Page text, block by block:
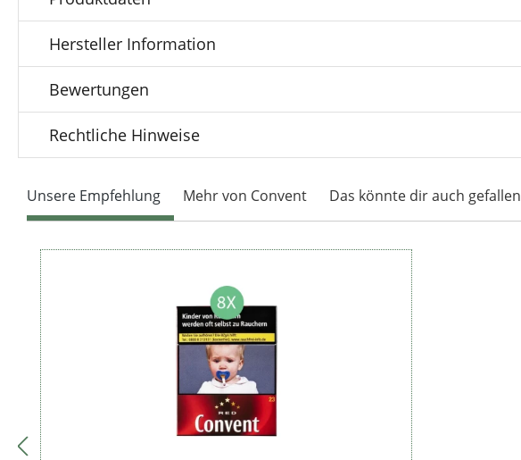
Hersteller Information
Bewertungen
Rechtliche Hinweise
Unsere Empfehlung Mehr von Convent Das könnte dir auch gefallen
Produktgalerie überspringen